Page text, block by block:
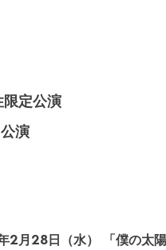
定公演
演
2月28日（水） 「僕の太